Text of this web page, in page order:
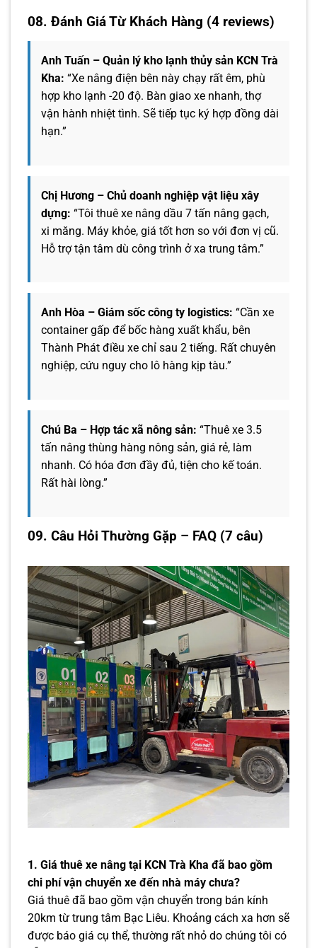
08. Đánh Giá Từ Khách Hàng (4 reviews)
Anh Tuấn – Quản lý kho lạnh thủy sản KCN Trà
Kha: “Xe nâng điện bên này chạy rất êm, phù
hợp kho lạnh -20 độ. Bàn giao xe nhanh, thợ
vận hành nhiệt tình. Sẽ tiếp tục ký hợp đồng dài
hạn.”
Chị Hương – Chủ doanh nghiệp vật liệu xây
dựng: “Tôi thuê xe nâng dầu 7 tấn nâng gạch,
xi măng. Máy khỏe, giá tốt hơn so với đơn vị cũ.
Hỗ trợ tận tâm dù công trình ở xa trung tâm.”
Anh Hòa – Giám sốc công ty logistics: “Cần xe
container gấp để bốc hàng xuất khẩu, bên
Thành Phát điều xe chỉ sau 2 tiếng. Rất chuyên
nghiệp, cứu nguy cho lô hàng kịp tàu.”
Chú Ba – Hợp tác xã nông sản: “Thuê xe 3.5
tấn nâng thùng hàng nông sản, giá rẻ, làm
nhanh. Có hóa đơn đầy đủ, tiện cho kế toán.
Rất hài lòng.”
09. Câu Hỏi Thường Gặp – FAQ (7 câu)
1. Giá thuê xe nâng tại KCN Trà Kha đã bao gồm
chi phí vận chuyển xe đến nhà máy chưa?
Giá thuê đã bao gồm vận chuyển trong bán kính
20km từ trung tâm Bạc Liêu. Khoảng cách xa hơn sẽ
được báo giá cụ thể, thường rất nhỏ do chúng tôi có